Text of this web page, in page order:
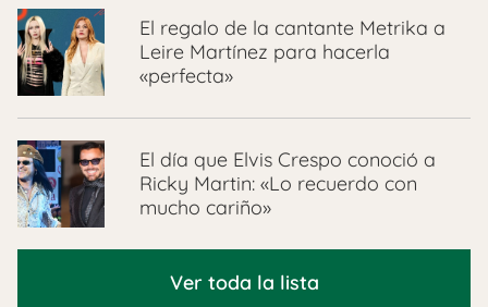
El regalo de la cantante Metrika a
Leire Martínez para hacerla
«perfecta»
El día que Elvis Crespo conoció a
Ricky Martin: «Lo recuerdo con
mucho cariño»
Ver toda la lista